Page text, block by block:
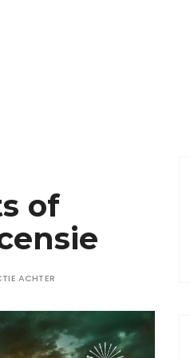
of
ACHTER